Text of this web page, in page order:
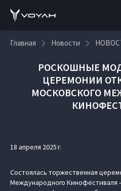
Главная Новости
РОСКОШНЫЕ
ЦЕРЕМОНИИ
МОСКОВСКОГО
18 апреля 2025 г.
Состоялась торжественная
Международного Кинофестиваля